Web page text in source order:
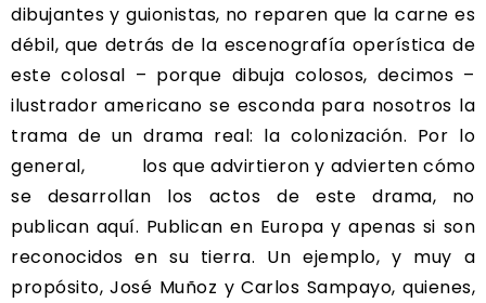
dibujantes y guionistas, no reparen que la carne es
débil, que detrás de la escenografía operística de
este colosal – porque dibuja colosos, decimos –
ilustrador americano se esconda para nosotros la
trama de un drama real: la colonización. Por lo
general, los que advirtieron y advierten cómo
se desarrollan los actos de este drama, no
publican aquí. Publican en Europa y apenas si son
reconocidos en su tierra. Un ejemplo, y muy a
propósito, José Muñoz y Carlos Sampayo, quienes,